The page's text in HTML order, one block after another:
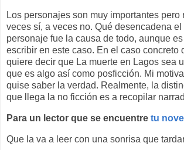
Los personajes son muy importantes
veces sí, a veces no. Qué desencadena
personaje fue la causa de todo, aunque
escribir en este caso. En el caso
quiere decir que La muerte en Lagos sea
que es algo así como posficción. Mi
quise saber la verdad. Realmente, la
que llega la no ficción es a recopilar
Para un lector que se encuentre tu
Que la va a leer con una sonrisa que